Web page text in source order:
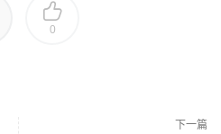
0
下一篇